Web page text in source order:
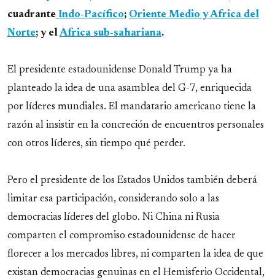
cuadrante Indo-Pacífico; Oriente Medio y Africa del
Norte; y elAfrica sub-sahariana.
El presidente estadounidense Donald Trump ya ha
planteado la idea de una asamblea del G-7, enriquecida
por líderes mundiales. El mandatario americano tiene la
razón al insistir en la concreción de encuentros personales
con otros líderes, sin tiempo qué perder.
Pero el presidente de los Estados Unidos también deberá
limitar esa participación, considerando solo a las
democracias líderes del globo. Ni China ni Rusia
comparten el compromiso estadounidense de hacer
florecer a los mercados libres, ni comparten la idea de que
existan democracias genuinas en el Hemisferio Occidental,